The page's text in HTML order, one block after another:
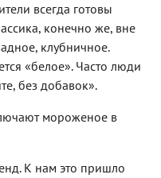
всегда готовы
конечно же, вне
клубничное.
«белое». Часто люди
без добавок».
мороженое в
К нам это пришло